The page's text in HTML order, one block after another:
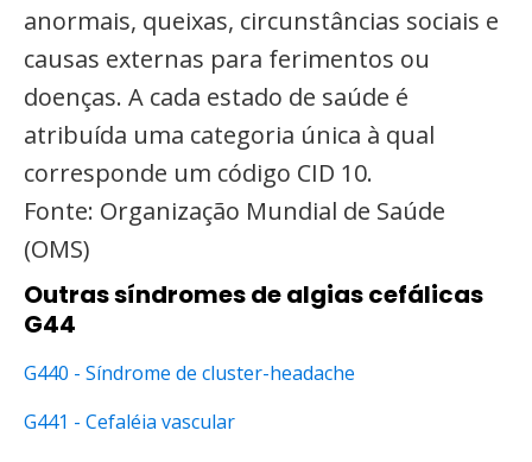
anormais, queixas, circunstâncias sociais e
causas externas para ferimentos ou
doenças. A cada estado de saúde é
atribuída uma categoria única à qual
corresponde um código CID 10.
Fonte: Organização Mundial de Saúde
(OMS)
Outras síndromes de algias cefálicas
G44
G440 - Síndrome de cluster-headache
G441 - Cefaléia vascular